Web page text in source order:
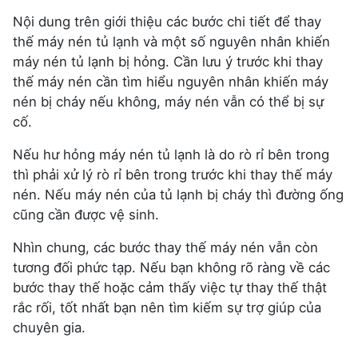
Nội dung trên giới thiệu các bước chi tiết để thay
thế máy nén tủ lạnh và một số nguyên nhân khiến
máy nén tủ lạnh bị hỏng. Cần lưu ý trước khi thay
thế máy nén cần tìm hiểu nguyên nhân khiến máy
nén bị cháy nếu không, máy nén vẫn có thể bị sự
cố.
Nếu hư hỏng máy nén tủ lạnh là do rò rỉ bên trong
thì phải xử lý rò rỉ bên trong trước khi thay thế máy
nén. Nếu máy nén của tủ lạnh bị cháy thì đường ống
cũng cần được vệ sinh.
Nhìn chung, các bước thay thế máy nén vẫn còn
tương đối phức tạp. Nếu bạn không rõ ràng về các
bước thay thế hoặc cảm thấy việc tự thay thế thật
rắc rối, tốt nhất bạn nên tìm kiếm sự trợ giúp của
chuyên gia.